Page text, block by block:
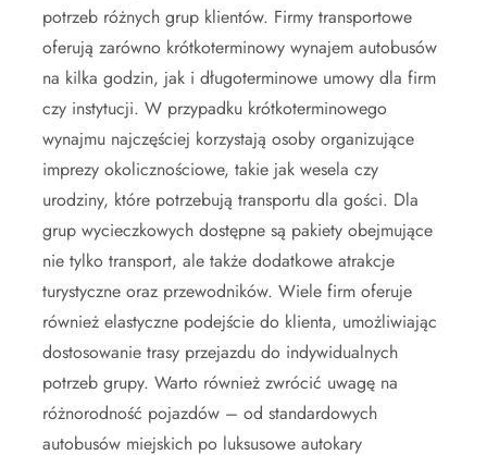
potrzeb różnych grup klientów. Firmy transportowe
oferują zarówno krótkoterminowy wynajem autobusów
na kilka godzin, jak i długoterminowe umowy dla firm
czy instytucji. W przypadku krótkoterminowego
wynajmu najczęściej korzystają osoby organizujące
imprezy okolicznościowe, takie jak wesela czy
urodziny, które potrzebują transportu dla gości. Dla
grup wycieczkowych dostępne są pakiety obejmujące
nie tylko transport, ale także dodatkowe atrakcje
turystyczne oraz przewodników. Wiele firm oferuje
również elastyczne podejście do klienta, umożliwiając
dostosowanie trasy przejazdu do indywidualnych
potrzeb grupy. Warto również zwrócić uwagę na
różnorodność pojazdów – od standardowych
autobusów miejskich po luksusowe autokary